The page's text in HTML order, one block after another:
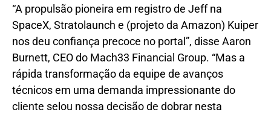
“A propulsão pioneira em registro de Jeff na
SpaceX, Stratolaunch e (projeto da Amazon) Kuiper
nos deu confiança precoce no portal”, disse Aaron
Burnett, CEO do Mach33 Financial Group. “Mas a
rápida transformação da equipe de avanços
técnicos em uma demanda impressionante do
cliente selou nossa decisão de dobrar nesta